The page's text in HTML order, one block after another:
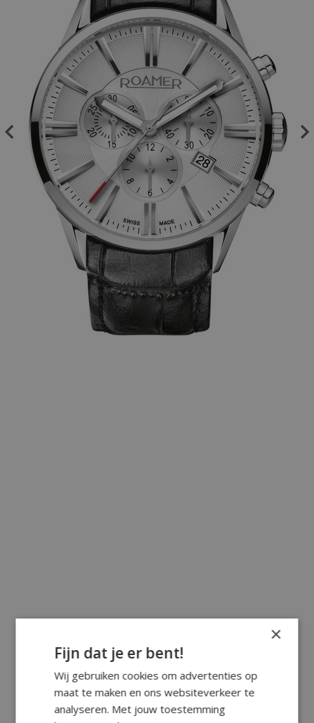
×
Fijn dat je er bent!
Wij gebruiken cookies om advertenties op
maat te maken en ons websiteverkeer te
analyseren. Met jouw toestemming